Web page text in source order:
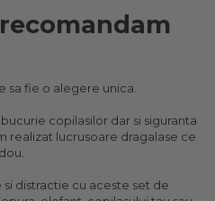
sa fie o alegere unica.
copilasilor dar si siguranta
realizat lucrusoare dragalase ce
distractie cu aceste set de